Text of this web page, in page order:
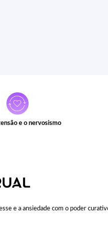
e o nervosismo
e a ansiedade com o poder